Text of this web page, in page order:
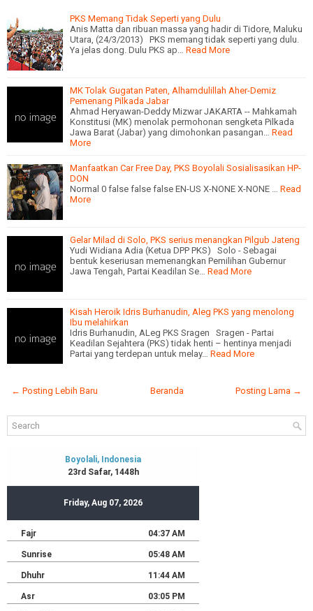
PKS Memang Tidak Seperti yang Dulu
Anis Matta dan ribuan massa yang hadir di Tidore, Maluku
Utara, (24/3/2013) PKS memang tidak seperti yang dulu.
Ya jelas dong. Dulu PKS ap… Read More
MK Tolak Gugatan Paten, Alhamdulillah Aher-Demiz
Pemenang Pilkada Jabar
Ahmad Heryawan-Deddy Mizwar JAKARTA -- Mahkamah
Konstitusi (MK) menolak permohonan sengketa Pilkada
Jawa Barat (Jabar) yang dimohonkan pasangan… Read
More
Manfaatkan Car Free Day, PKS Boyolali Sosialisasikan HP-
DON
Normal 0 false false false EN-US X-NONE X-NONE … Read
More
Gelar Milad di Solo, PKS serius menangkan Pilgub Jateng
Yudi Widiana Adia (Ketua DPP PKS) Solo - Sebagai
bentuk keseriusan memenangkan Pemilihan Gubernur
Jawa Tengah, Partai Keadilan Se… Read More
Kisah Heroik Idris Burhanudin, Aleg PKS yang menolong
Ibu melahirkan
Idris Burhanudin, ALeg PKS Sragen Sragen - Partai
Keadilan Sejahtera (PKS) tidak henti – hentinya menjadi
Partai yang terdepan untuk melay… Read More
← Posting Lebih Baru Posting Lama →
Beranda